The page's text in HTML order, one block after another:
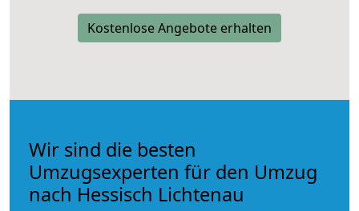
Kostenlose Angebote erhalten
Wir sind die besten
Umzugsexperten für den Umzug
nach Hessisch Lichtenau